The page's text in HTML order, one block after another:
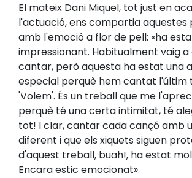
El mateix Dani Miquel, tot just en
l'actuació, ens compartia aquestes
amb l'emoció a flor de pell: «ha
impressionant. Habitualment vaig a
cantar, però aquesta ha estat una
especial perquè hem cantat l'últim
'Volem'. És un treball que me
perquè té una certa intimitat, té
tot! I clar, cantar cada cançó amb
diferent i que els xiquets siguen
d'aquest treball, buah!, ha estat
Encara estic emocionat».